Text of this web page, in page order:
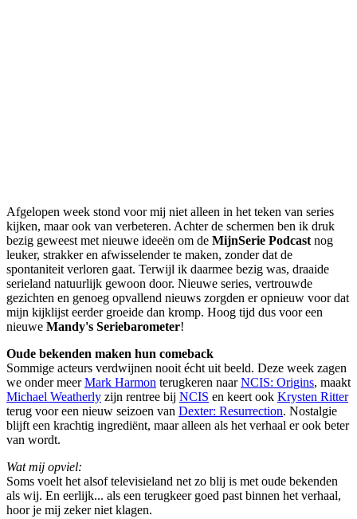
Afgelopen week stond voor mij niet alleen in het teken van series
kijken, maar ook van verbeteren. Achter de schermen ben ik druk
bezig geweest met nieuwe ideeën om de MijnSerie Podcast nog
leuker, strakker en afwisselender te maken, zonder dat de
spontaniteit verloren gaat. Terwijl ik daarmee bezig was, draaide
serieland natuurlijk gewoon door. Nieuwe series, vertrouwde
gezichten en genoeg opvallend nieuws zorgden er opnieuw voor dat
mijn kijklijst eerder groeide dan kromp. Hoog tijd dus voor een
nieuwe Mandy's Seriebarometer!
Oude bekenden maken hun comeback
Sommige acteurs verdwijnen nooit écht uit beeld. Deze week zagen
we onder meerMark Harmon terugkeren naarNCIS: Origins, maakt
Michael Weatherly zijn rentree bij NCIS en keert ook Krysten Ritter
terug voor een nieuw seizoen van Dexter: Resurrection. Nostalgie
blijft een krachtig ingrediënt, maar alleen als het verhaal er ook beter
van wordt.
Wat mij opviel:
Soms voelt het alsof televisieland net zo blij is met oude bekenden
als wij. En eerlijk... als een terugkeer goed past binnen het verhaal,
hoor je mij zeker niet klagen.